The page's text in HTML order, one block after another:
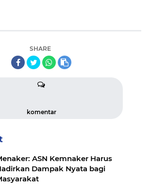
SHARE
komentar
ASN Kemnaker Harus
Dampak Nyata bagi